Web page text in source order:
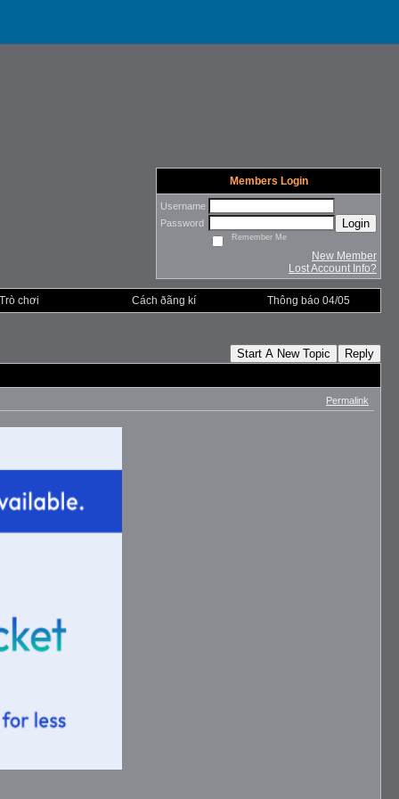
Members Login
Username
Password
Login
Remember Me
New Member
Lost Account Info?
Trò chơi Cách ðãng kí Thông báo 04/05
Start A New Topic Reply
Permalink